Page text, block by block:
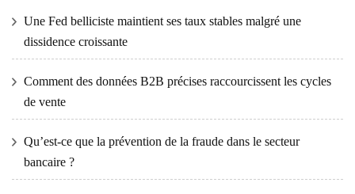
Une Fed belliciste maintient ses taux stables malgré une
dissidence croissante
Comment des données B2B précises raccourcissent les cycles
de vente
Qu’est-ce que la prévention de la fraude dans le secteur
bancaire ?